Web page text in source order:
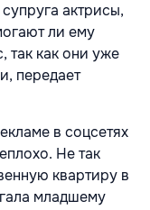
актрисы,
ли ему
так как они уже
передает
в соцсетях
Не так
квартиру в
младшему